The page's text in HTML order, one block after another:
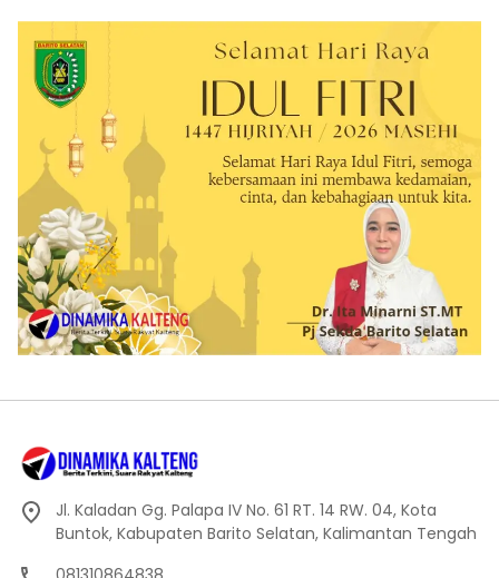
Jl. Kaladan Gg. Palapa IV No. 61 RT. 14 RW. 04, Kota
Buntok, Kabupaten Barito Selatan, Kalimantan Tengah